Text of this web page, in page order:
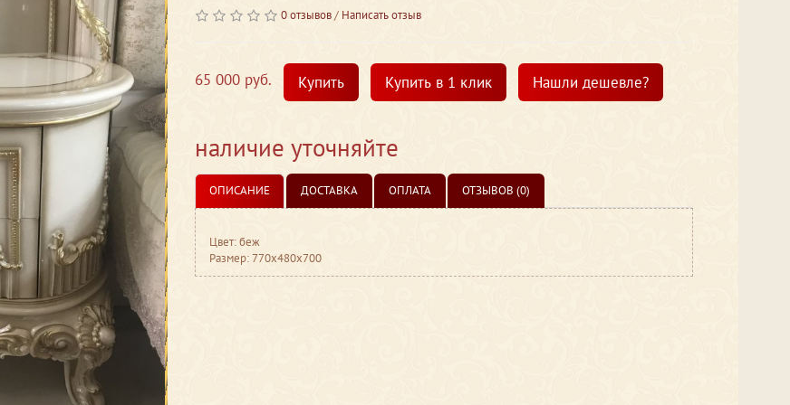
0 отзывов/ Написать отзыв
65 000 руб. Купить Купить в 1 клик Нашли дешевле?
наличие уточняйте
ОПИСАНИЕ ДОСТАВКА ОПЛАТА ОТЗЫВОВ (0)
Цвет: беж
Размер: 770x480x700